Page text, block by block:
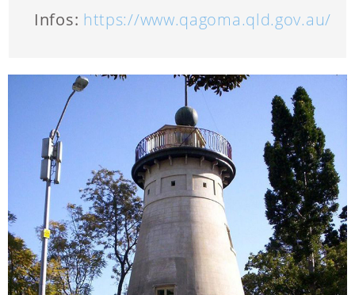
Infos: https://www.qagoma.qld.gov.au/